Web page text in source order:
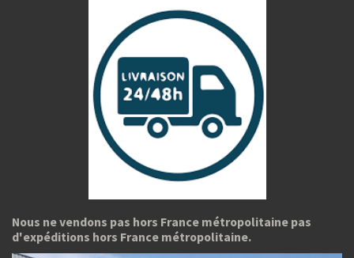
Nous ne vendons pas hors France métropolitaine pas
d'expéditions hors France métropolitaine.